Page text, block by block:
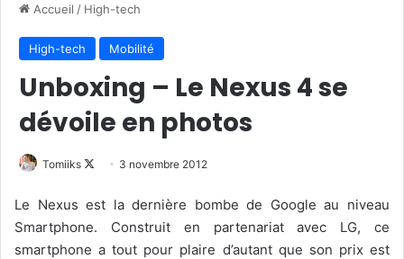
Accueil / High-tech
High-tech Mobilité
Unboxing – Le Nexus 4 se
dévoile en photos
Tomiiks
Follow
X
3 novembre 2012
Le Nexus est la dernière bombe de Google au niveau
Smartphone. Construit en partenariat avec LG, ce
smartphone a tout pour plaire d’autant que son prix est